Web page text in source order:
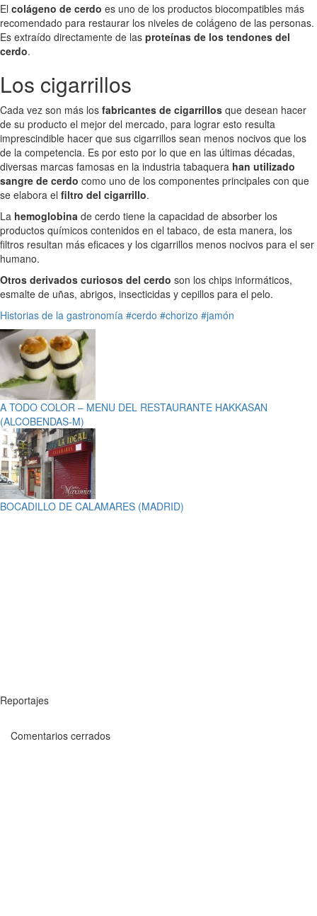
El colágeno de cerdo es uno de los productos biocompatibles más
recomendado para restaurar los niveles de colágeno de las personas.
Es extraído directamente de las proteínas de los tendones del
cerdo.
Los cigarrillos
Cada vez son más los fabricantes de cigarrillos que desean hacer
de su producto el mejor del mercado, para lograr esto resulta
imprescindible hacer que sus cigarrillos sean menos nocivos que los
de la competencia. Es por esto por lo que en las últimas décadas,
diversas marcas famosas en la industria tabaquera han utilizado
sangre de cerdo como uno de los componentes principales con que
se elabora el filtro del cigarrillo.
La hemoglobina de cerdo tiene la capacidad de absorber los
productos químicos contenidos en el tabaco, de esta manera, los
filtros resultan más eficaces y los cigarrillos menos nocivos para el ser
humano.
Otros derivados curiosos del cerdo son los chips informáticos,
esmalte de uñas, abrigos, insecticidas y cepillos para el pelo.
Historias de la gastronomía #cerdo #chorizo #jamón
A TODO COLOR – MENU DEL RESTAURANTE HAKKASAN
(ALCOBENDAS-M)
BOCADILLO DE CALAMARES (MADRID)
Reportajes
Comentarios cerrados